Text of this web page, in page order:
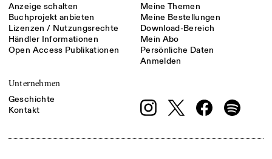
Anzeige schalten
Buchprojekt anbieten
Lizenzen / Nutzungsrechte
Händler Informationen
Open Access Publikationen
Meine Themen
Meine Bestellungen
Download-Bereich
Mein Abo
Persönliche Daten
Anmelden
Unternehmen
Geschichte
Kontakt